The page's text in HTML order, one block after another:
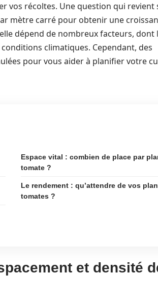
vos récoltes. Une question qui revient
mètre carré pour obtenir une
dépend de nombreux facteurs, dont
climatiques. Cependant, des
pour vous aider à planifier votre
Espace vital : combien de place par
tomate ?
Le rendement : qu’attendre de vos
tomates ?
et densité